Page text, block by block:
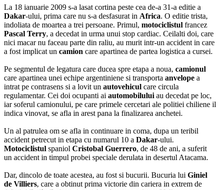
La 18 ianuarie 2009 s-a lasat cortina peste cea de-a 31-a editie a
Dakar-ului, prima care nu s-a desfasurat in Africa. O editie trista,
indoliata de moartea a trei persoane. Primul, motociclistul francez
Pascal Terry, a decedat in urma unui stop cardiac. Ceilalti doi, care
nici macar nu faceau parte din raliu, au murit intr-un accident in care
a fost implicat un camion care apartinea de partea logistica a cursei.
Pe segmentul de legatura care ducea spre etapa a noua, camionul
care apartinea unei echipe argentiniene si transporta anvelope a
intrat pe contrasens si a lovit un autovehicul care circula
regulamentar. Cei doi ocupanti ai automobilului au decedat pe loc,
iar soferul camionului, pe care primele cercetari ale politiei chiliene il
indica vinovat, se afla in arest pana la finalizarea anchetei.
Un al patrulea om se afla in continuare in coma, dupa un teribil
accident petrecut in etapa cu numarul 10 a Dakar-ului.
Motociclistul spaniol Cristobal Guerrero, de 48 de ani, a suferit
un accident in timpul probei speciale derulata in desertul Atacama.
Dar, dincolo de toate acestea, au fost si bucurii. Bucuria lui Giniel
de Villiers, care a obtinut prima victorie din cariera in extrem de